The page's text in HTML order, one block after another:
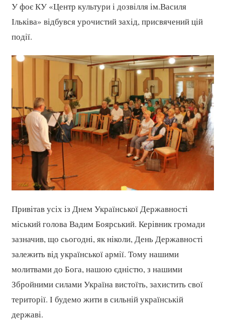
У фоє КУ «Центр культури і дозвілля ім.Василя
Ільківа» відбувся урочистий захід, присвячений цій
події.
Привітав усіх із Днем Української Державності
міський голова Вадим Боярський. Керівник громади
зазначив, що сьогодні, як ніколи, День Державності
залежить від української армії. Тому нашими
молитвами до Бога, нашою єдністю, з нашими
Збройними силами Україна вистоїть, захистить свої
території. І будемо жити в сильній українській
державі.